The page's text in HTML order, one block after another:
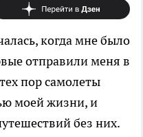
когда мне было
отправили меня в
пор самолеты
моей жизни, и
без них.